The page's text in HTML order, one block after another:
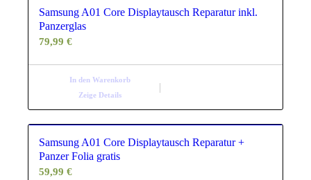
Samsung A01 Core Displaytausch Reparatur inkl.
Panzerglas
79,99€
In den Warenkorb
Zeige Details
Samsung A01 Core Displaytausch Reparatur +
Panzer Folia gratis
59,99€